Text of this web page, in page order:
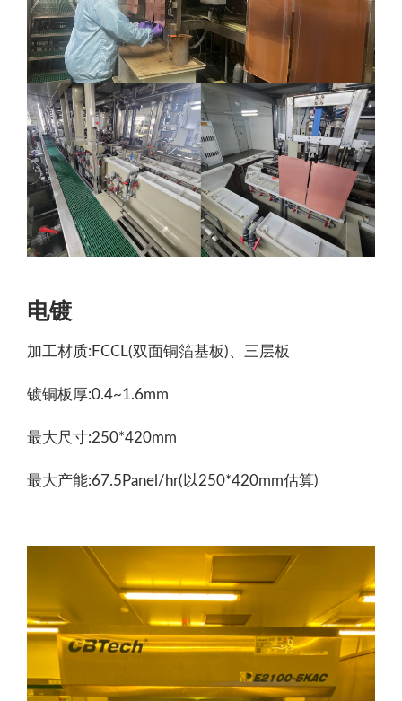
电镀
加工材质:FCCL(双面铜箔基板)、三层板
镀铜板厚:0.4~1.6mm
最大尺寸:250*420mm
最大产能:67.5Panel/hr(以250*420mm估算)